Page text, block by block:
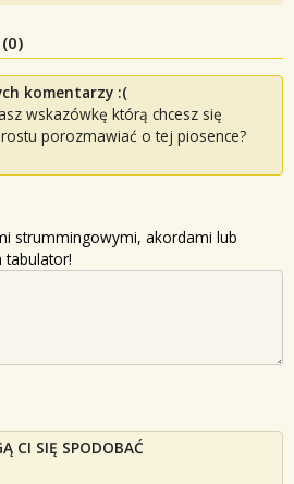
0)
komentarzy :(
wskazówkę którą chcesz się
porozmawiać o tej piosence?
strummingowymi, akordami lub
tabulator!
CI SIĘ SPODOBAĆ